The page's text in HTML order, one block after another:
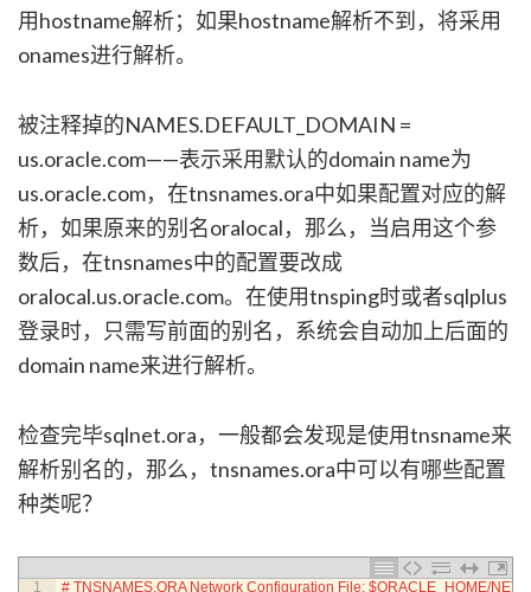
用hostname解析；如果hostname解析不到，将采用
onames进行解析。
被注释掉的NAMES.DEFAULT_DOMAIN =
us.oracle.com——表示采用默认的domain name为
us.oracle.com，在tnsnames.ora中如果配置对应的解
析，如果原来的别名oralocal，那么，当启用这个参
数后，在tnsnames中的配置要改成
oralocal.us.oracle.com。在使用tnsping时或者sqlplus
登录时，只需写前面的别名，系统会自动加上后面的
domain name来进行解析。
检查完毕sqlnet.ora，一般都会发现是使用tnsname来
解析别名的，那么，tnsnames.ora中可以有哪些配置
种类呢？
1
# TNSNAMES.ORA Network Configuration File: $ORACLE_HOME/